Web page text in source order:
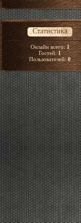
Статистика
Онлайн всего:1
Гостей:1
Пользователей:0